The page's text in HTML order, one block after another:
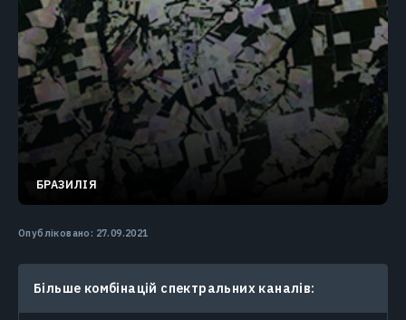
БРАЗИЛІЯ
13.34419°S 53.53809°W
Опубліковано: 27.09.2021
Більше комбінацій спектральних каналів: